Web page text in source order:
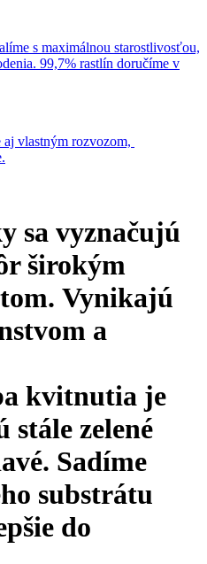
s maximálnou starostlivosťou,
99,7% rastlín doručíme v
vlastným rozvozom,
sa vyznačujú
širokým
Vynikajú
a
kvitnutia je
stále zelené
Sadíme
substrátu
do